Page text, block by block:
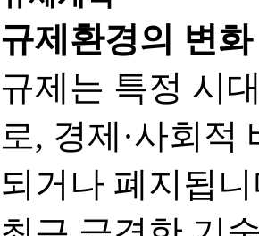
규제환경의 변화
규제는 특정 시
로, 경제·사회적
되거나 폐지됩니